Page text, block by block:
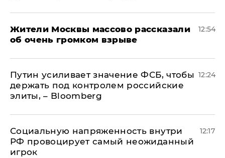
Жители Москвы массово рассказали
об очень громком взрыве
12:54
Путин усиливает значение ФСБ, чтобы
держать под контролем российские
элиты, – Bloomberg
12:24
Социальную напряженность внутри
РФ провоцирует самый неожиданный
игрок
12:17